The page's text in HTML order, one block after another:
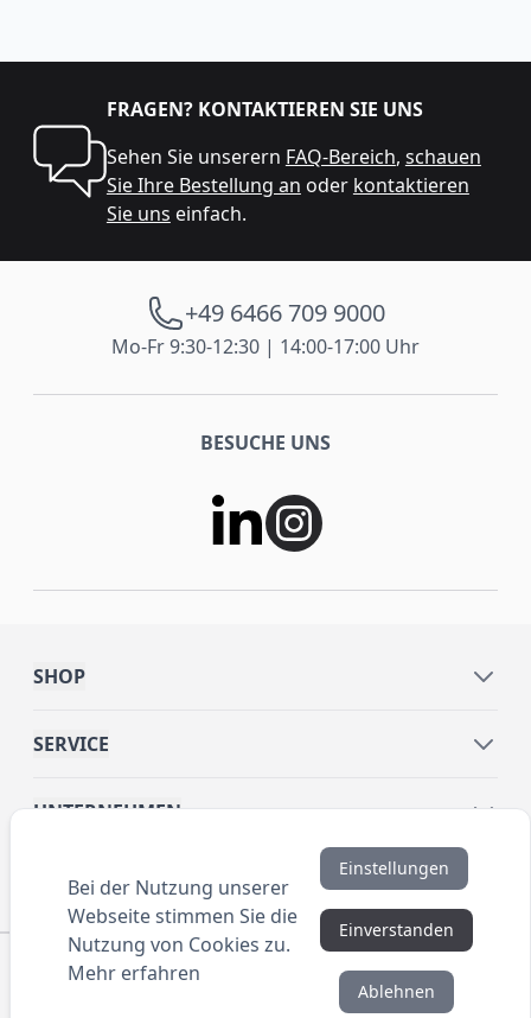
FRAGEN? KONTAKTIEREN SIE UNS
Sehen Sie unserern FAQ-Bereich, schauen
Sie Ihre Bestellung an oder kontaktieren
Sie uns einfach.
+49 6466 709 9000
Mo-Fr 9:30-12:30 | 14:00-17:00 Uhr
BESUCHE UNS
SHOP
SERVICE
UNTERNEHMEN
INFORMATIONEN
© 2016 ANYBRAND.de. All Rights Reserved. Alle
Preisangaben sind Nettopreise zzgl. MwSt. und Versand.
Kein Privatverkauf. Unser Angebot richtet sich
Bei der Nutzung unserer
Webseite stimmen Sie die
Nutzung von Cookies zu.
Mehr erfahren
Einstellungen
Einverstanden
Ablehnen